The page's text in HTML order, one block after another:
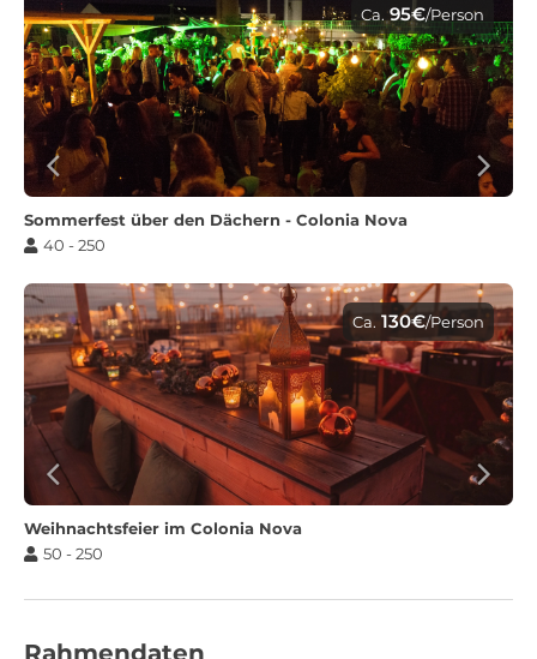
Ca. 95€/Person
Sommerfest über den Dächern - Colonia Nova
40 - 250
Ca. 130€/Person
Weihnachtsfeier im Colonia Nova
50 - 250
Rahmendaten